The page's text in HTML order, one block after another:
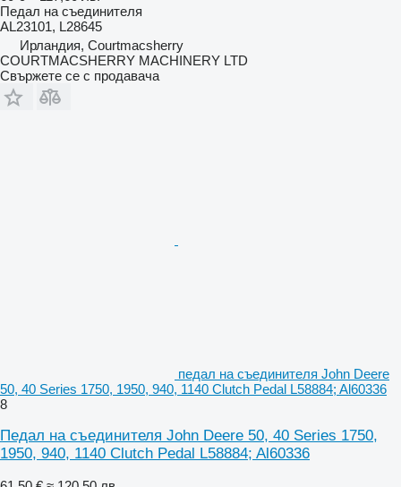
Педал на съединителя
AL23101, L28645
Ирландия, Courtmacsherry
COURTMACSHERRY MACHINERY LTD
Свържете се с продавача
педал на съединителя John Deere
50, 40 Series 1750, 1950, 940, 1140 Clutch Pedal L58884; Al60336
8
Педал на съединителя John Deere 50, 40 Series 1750,
1950, 940, 1140 Clutch Pedal L58884; Al60336